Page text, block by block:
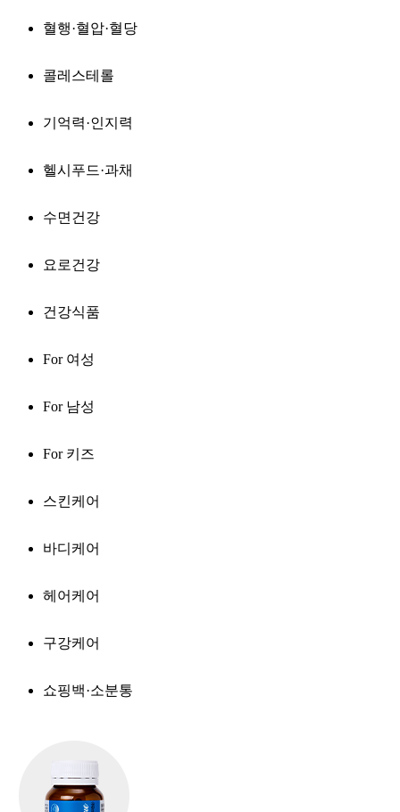
혈행·혈압·혈당
콜레스테롤
기억력·인지력
헬시푸드·과채
수면건강
요로건강
건강식품
For 여성
For 남성
For 키즈
스킨케어
바디케어
헤어케어
구강케어
쇼핑백·소분통